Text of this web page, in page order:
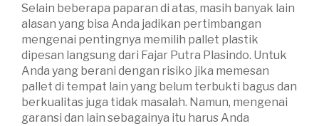
Selain beberapa paparan di atas, masih banyak lain
alasan yang bisa Anda jadikan pertimbangan
mengenai pentingnya memilih pallet plastik
dipesan langsung dari Fajar Putra Plasindo. Untuk
Anda yang berani dengan risiko jika memesan
pallet di tempat lain yang belum terbukti bagus dan
berkualitas juga tidak masalah. Namun, mengenai
garansi dan lain sebagainya itu harus Anda